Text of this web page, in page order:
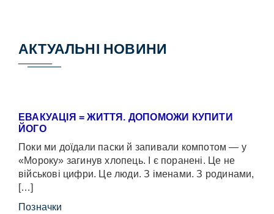
АКТУАЛЬНІ НОВИНИ
ЕВАКУАЦІЯ = ЖИТТЯ. ДОПОМОЖИ КУПИТИ
ЙОГО
Поки ми доїдали паски й запивали компотом — у
«Мороку» загинув хлопець. І є поранені. Це не
військові цифри. Це люди. З іменами. З родинами,
[…]
Позначки